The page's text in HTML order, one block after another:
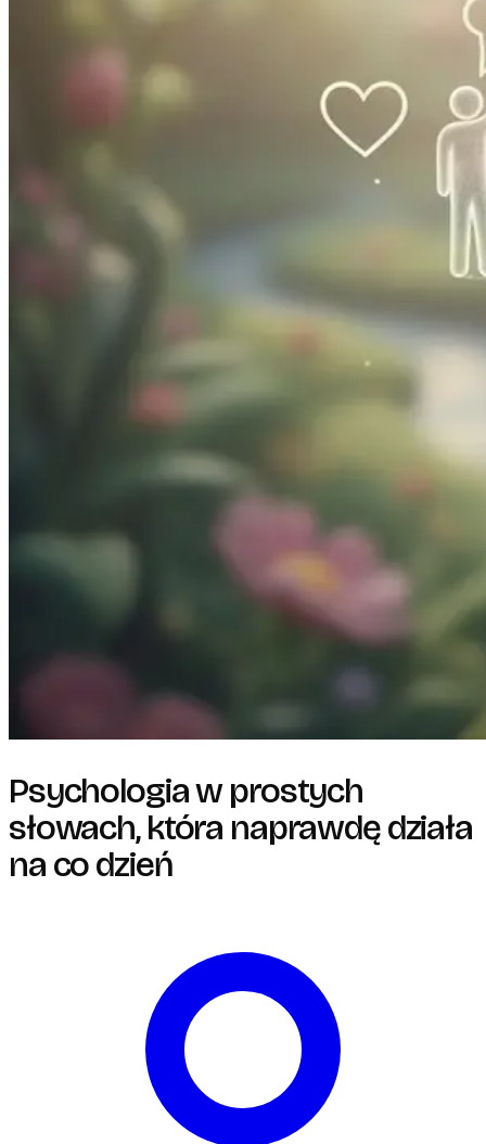
Psychologia w prostych
słowach, która naprawdę działa
na co dzień